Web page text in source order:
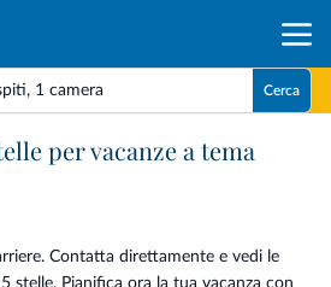
, 1 camera Cerca
per vacanze a tema
Contatta direttamente e vedi le
stelle. Pianifica ora la tua vacanza con